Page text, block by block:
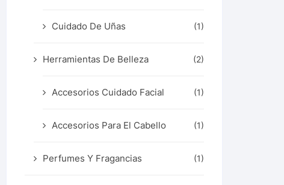
Cuidado De Uñas (1)
Herramientas De Belleza (2)
Accesorios Cuidado Facial (1)
Accesorios Para El Cabello (1)
Perfumes Y Fragancias (1)